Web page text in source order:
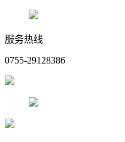
服务热线
0755-29128386